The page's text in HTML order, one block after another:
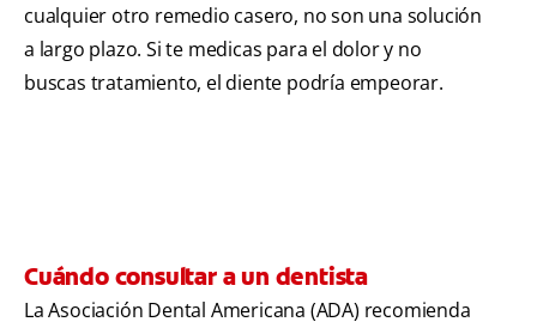
cualquier otro remedio casero, no son una solución
a largo plazo. Si te medicas para el dolor y no
buscas tratamiento, el diente podría empeorar.
Cuándo consultar a un dentista
La Asociación Dental Americana (ADA) recomienda